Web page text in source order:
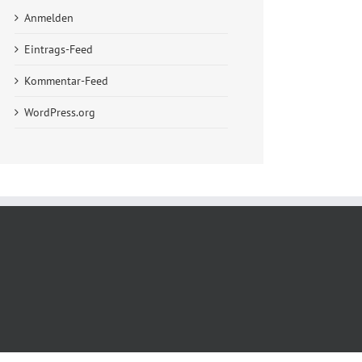
Anmelden
Eintrags-Feed
Kommentar-Feed
WordPress.org